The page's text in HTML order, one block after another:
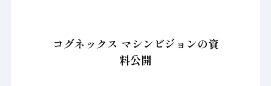
コグネックス マシンビジョンの資
料公開